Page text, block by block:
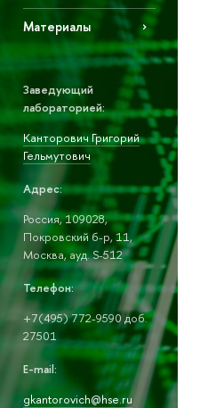
Материалы
Заведующий
лабораторией:
Канторович Григорий
Гельмутович
Адрес:
Россия, 109028,
Покровский б-р, 11,
Москва, ауд. S-512
Телефон:
+7(495) 772-9590 доб.
27501
E-mail:
gkantorovich@hse.ru